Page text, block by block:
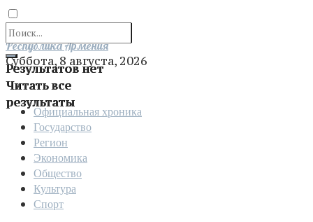
Результатов нет
Читать все
результаты
Отправить
Республика Армения
Суббота, 8 августа, 2026
Официальная хроника
Государство
Регион
Экономика
Общество
Культура
Спорт